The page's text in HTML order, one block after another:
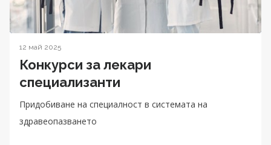
12 май 2025
Конкурси за лекари
специализанти
Придобиване на специалност в системата на
здравеопазването